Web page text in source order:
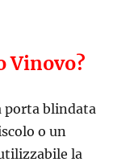
Vinovo?
porta blindata
o un
la